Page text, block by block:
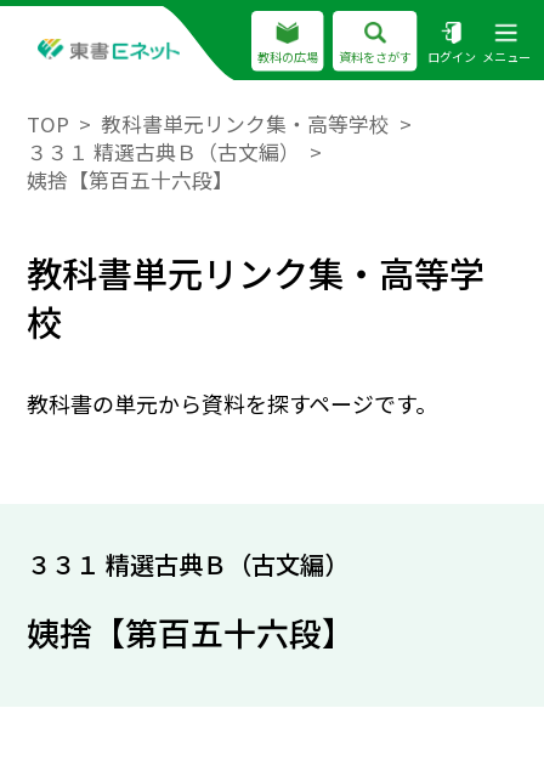
教科の広場 資料をさがす ログイン メニュー
TOP
教科書単元リンク集・高等学校
３３１ 精選古典Ｂ（古文編）
姨捨【第百五十六段】
教科書単元リンク集・高等学
校
教科書の単元から資料を探すページです。
３３１ 精選古典Ｂ（古文編）
姨捨【第百五十六段】